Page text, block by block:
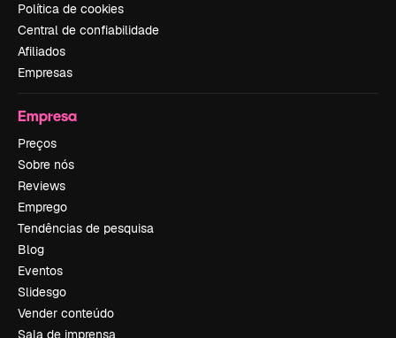
Política de cookies
Central de confiabilidade
Afiliados
Empresas
Empresa
Preços
Sobre nós
Reviews
Emprego
Tendências de pesquisa
Blog
Eventos
Slidesgo
Vender conteúdo
Sala de imprensa